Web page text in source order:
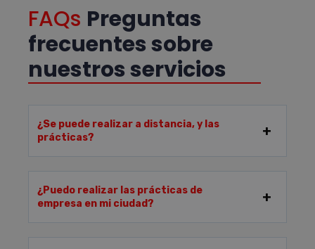
FAQs Preguntas
frecuentes sobre
nuestros servicios
¿Se puede realizar a distancia, y las
prácticas?
¿Puedo realizar las prácticas de
empresa en mi ciudad?